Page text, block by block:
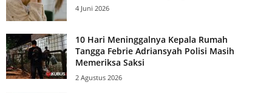
4 Juni 2026
10 Hari Meninggalnya Kepala Rumah
Tangga Febrie Adriansyah Polisi Masih
Memeriksa Saksi
2 Agustus 2026